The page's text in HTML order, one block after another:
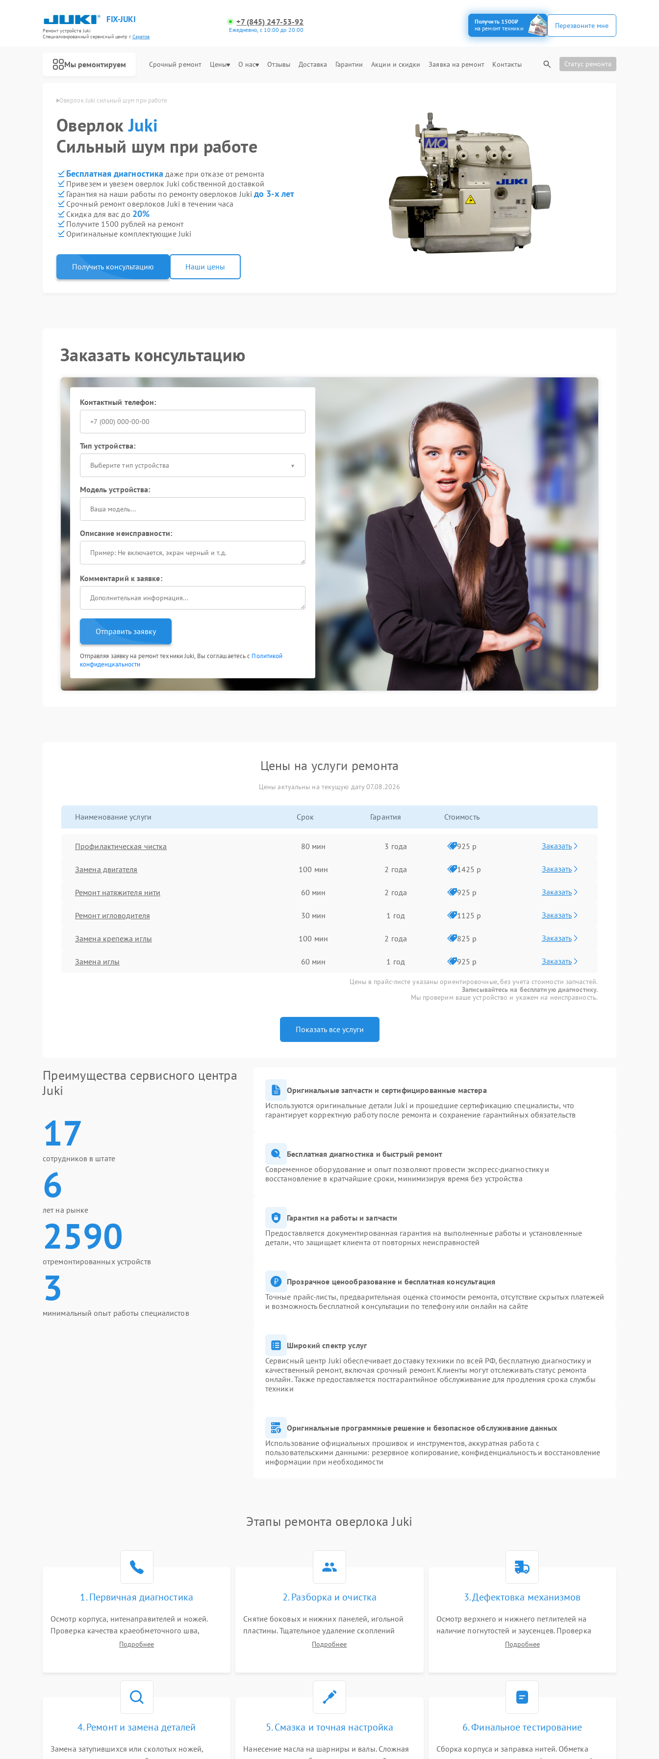
FIX-JUKI
Ремонт устройств Juki
Специализированный cервисный центр г.Саратов
+7 (845) 247-53-92
Ежедневно, с 10:00 до 20:00
Получить 1500₽
на ремонт техники
Перезвоните мне
Мы ремонтируем Срочный ремонт Цены О нас Отзывы Доставка Гарантии Акции и скидки Заявка на ремонт Контакты Статус ремонта
Оверлок Juki сильный шум при работе
ОверлокJuki
Сильный шум при работе
Бесплатная диагностика даже при отказе от ремонта
Привезем и увезем оверлок Juki собственной доставкой
Гарантия на наши работы по ремонту оверлоков Juki до 3-х лет
Срочный ремонт оверлоков Juki в течении часа
Скидка для вас до 20%
Получите 1500 рублей на ремонт
Оригинальные комплектующие Juki
Получить консультацию Наши цены
Заказать консультацию
Контактный телефон:
Тип устройства:
Выберите тип устройства
Модель устройства:
Описание неисправности:
Комментарий к заявке:
Отправить заявку
Отправляя заявку на ремонт техники Juki, Вы соглашаетесь с Политикой
конфиденциальности
Цены на услуги ремонта
Цены актуальны на текущую дату 07.08.2026
Наименование услуги Срок Гарантия Стоимость
Профилактическая чистка 80 мин 3 года 925 р Заказать
Замена двигателя 100 мин 2 года 1425 р Заказать
Ремонт натяжителя нити 60 мин 2 года 925 р Заказать
Ремонт игловодителя 30 мин 1 год 1125 р Заказать
Замена крепежа иглы 100 мин 2 года 825 р Заказать
Замена иглы 60 мин 1 год 925 р Заказать
Цены в прайс-листе указаны ориентировочные, без учета стоимости запчастей.
Записывайтесь на бесплатную диагностику.
Мы проверим ваше устройство и укажем на неисправность.
Показать все услуги
Преимущества сервисного центра
Juki
17
сотрудников в штате
6
лет на рынке
2590
отремонтированных устройств
3
минимальный опыт работы специалистов
Оригинальные запчасти и сертифицированные мастера
Используются оригинальные детали Juki и прошедшие сертификацию специалисты, что
гарантирует корректную работу после ремонта и сохранение гарантийных обязательств
Бесплатная диагностика и быстрый ремонт
Современное оборудование и опыт позволяют провести экспресс-диагностику и
восстановление в кратчайшие сроки, минимизируя время без устройства
Гарантия на работы и запчасти
Предоставляется документированная гарантия на выполненные работы и установленные
детали, что защищает клиента от повторных неисправностей
Прозрачное ценообразование и бесплатная консультация
Точные прайс-листы, предварительная оценка стоимости ремонта, отсутствие скрытых платежей
и возможность бесплатной консультации по телефону или онлайн на сайте
Широкий спектр услуг
Сервисный центр Juki обеспечивает доставку техники по всей РФ, бесплатную диагностику и
качественный ремонт, включая срочный ремонт. Клиенты могут отслеживать статус ремонта
онлайн. Также предоставляется постгарантийное обслуживание для продления срока службы
техники
Оригинальные программные решение и безопасное обслуживание данных
Использование официальных прошивок и инструментов, аккуратная работа с
пользовательскими данными: резервное копирование, конфиденциальность и восстановление
информации при необходимости
Этапы ремонта оверлока Juki
1. Первичная диагностика
Осмотр корпуса, нитенаправителей и ножей.
Проверка качества краеобметочного шва,
натяжения нитей и работы педали. Выявление
Подробнее
2. Разборка и очистка
Снятие боковых и нижних панелей, игольной
пластины. Тщательное удаление скоплений
тканевой пыли, обрезков и очесов из зоны
Подробнее
3. Дефектовка механизмов
Осмотр верхнего и нижнего петлителей на
наличие погнутостей и заусенцев. Проверка
остроты режущих кромок ножей, состояния
Подробнее
4. Ремонт и замена деталей
Замена затупившихся или сколотых ножей,
5. Смазка и точная настройка
Нанесение масла на шарниры и валы. Сложная
6. Финальное тестирование
Сборка корпуса и заправка нитей. Обметка